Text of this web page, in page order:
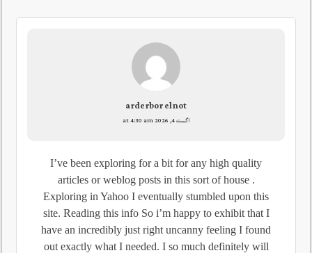
arderbor elnot
اگست 4, 2026 at 4:30 am
I’ve been exploring for a bit for any high quality
articles or weblog posts in this sort of house .
Exploring in Yahoo I eventually stumbled upon this
site. Reading this info So i’m happy to exhibit that I
have an incredibly just right uncanny feeling I found
out exactly what I needed. I so much definitely will